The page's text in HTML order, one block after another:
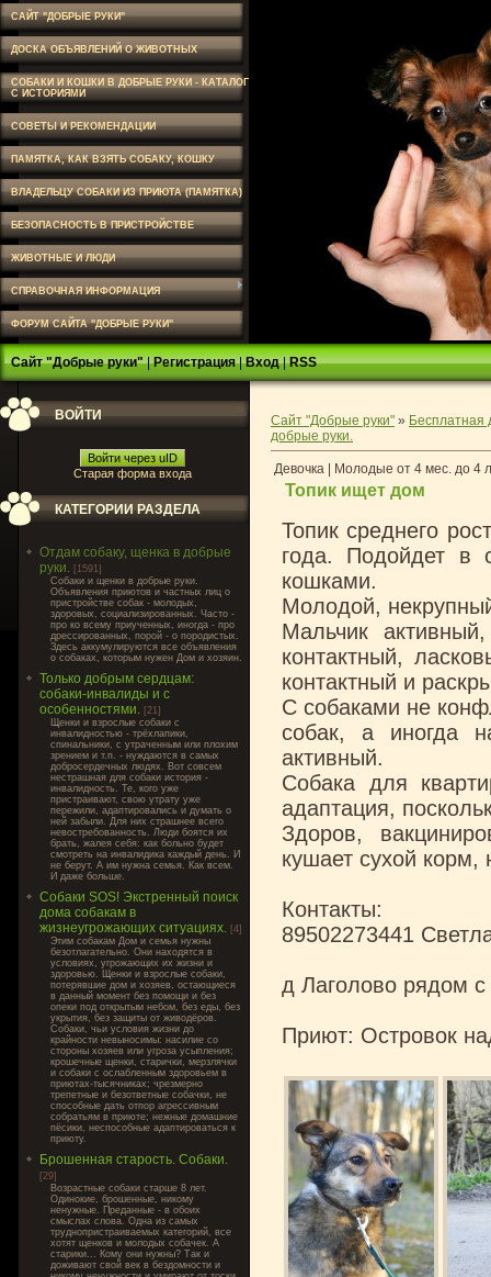
САЙТ "ДОБРЫЕ РУКИ"
ДОСКА ОБЪЯВЛЕНИЙ О ЖИВОТНЫХ
СОБАКИ И КОШКИ В ДОБРЫЕ РУКИ - КАТАЛОГ
С ИСТОРИЯМИ
СОВЕТЫ И РЕКОМЕНДАЦИИ
ПАМЯТКА, КАК ВЗЯТЬ СОБАКУ, КОШКУ
ВЛАДЕЛЬЦУ СОБАКИ ИЗ ПРИЮТА (ПАМЯТКА)
БЕЗОПАСНОСТЬ В ПРИСТРОЙСТВЕ
ЖИВОТНЫЕ И ЛЮДИ
СПРАВОЧНАЯ ИНФОРМАЦИЯ
ФОРУМ САЙТА "ДОБРЫЕ РУКИ"
Сайт "Добрые руки"|Регистрация|Вход|RSS
ВОЙТИ
Войти через uID
Старая форма входа
КАТЕГОРИИ РАЗДЕЛА
Отдам собаку, щенка в добрые
руки. [1591]
Cобаки и щенки в добрые руки.
Объявления приютов и частных лиц о
пристройстве собак - молодых,
здоровых, социализированных. Часто -
про ко всему приученных, иногда - про
дрессированных, порой - о породистых.
Здесь аккумулируются все объявления
о собаках, которым нужен Дом и хозяин.
Только добрым сердцам:
собаки-инвалиды и с
особенностями. [21]
Щенки и взрослые собаки с
инвалидностью - трёхлапики,
спинальники, с утраченным или плохим
зрением и т.п. - нуждаются в самых
добросердечных людях. Вот совсем
нестрашная для собаки история -
инвалидность. Те, кого уже
пристраивают, свою утрату уже
пережили, адаптировались и думать о
ней забыли. Для них страшнее всего
невостребованность. Люди боятся их
брать, жалея себя: как больно будет
смотреть на инвалидика каждый день. И
не берут. А им нужна семья. Как всем.
И даже больше.
Собаки SOS! Экстренный поиск
дома собакам в
жизнеугрожающих ситуациях. [4]
Этим собакам Дом и семья нужны
безотлагательно. Они находятся в
условиях, угрожающих их жизни и
здоровью. Щенки и взрослые собаки,
потерявшие дом и хозяев, остающиеся
в данный момент без помощи и без
опеки под открытым небом, без еды, без
укрытия, без защиты от живодёров.
Собаки, чьи условия жизни до
крайности невыносимы: насилие со
стороны хозяев или угроза усыпления;
крошечные щенки, старички, мерзлячки
и собаки с ослабленным здоровьем в
приютах-тысячниках; чрезмерно
трепетные и безответные собачки, не
способные дать отпор агрессивным
собратьям в приюте; нежные домашние
пёсики, неспособные адаптироваться к
приюту.
Брошенная старость. Собаки.
[29]
Возрастные собаки старше 8 лет.
Одинокие, брошенные, никому
ненужные. Преданные - в обоих
смыслах слова. Одна из самых
труднопристраиваемых категорий, все
хотят щенков и молодых собачек. А
старики... Кому они нужны? Так и
доживают свой век в бездомности и
Сайт "Добрые руки" » Бесплатная
добрые руки.
Девочка | Молодые от 4 мес. до 4
Топик ищет дом
Топик среднего
года. Подойдет в
кошками.
Молодой,
Мальчик
контактный,
контактный и
С собаками не
собак, а иногда
активный.
Собака для
адаптация,
Здоров,
кушает сухой
Контакты:
89502273441
д Лаголово рядом
Приют: Островок